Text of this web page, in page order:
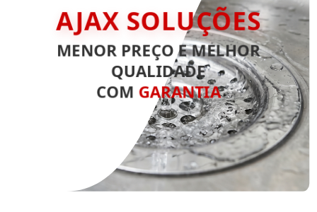
AJAX SOLUÇÕES
MENOR PREÇO E MELHOR
QUALIDADE
COM GARANTIA